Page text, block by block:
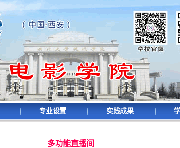
专业设置 实践成果
多功能直播间